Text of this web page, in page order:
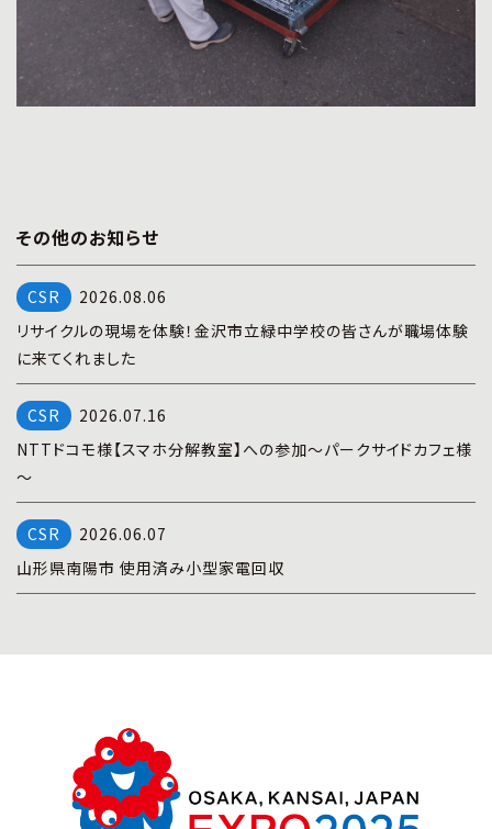
その他のお知らせ
2026.08.06
リサイクルの現場を体験！金沢市立緑中学校の皆さんが職場体験
に来てくれました
2026.07.16
NTTドコモ様【スマホ分解教室】への参加～パークサイドカフェ様
～
2026.06.07
山形県南陽市 使用済み小型家電回収